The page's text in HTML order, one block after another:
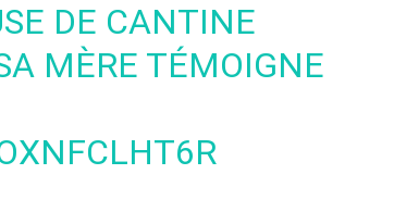
DE CANTINE
MÈRE TÉMOIGNE